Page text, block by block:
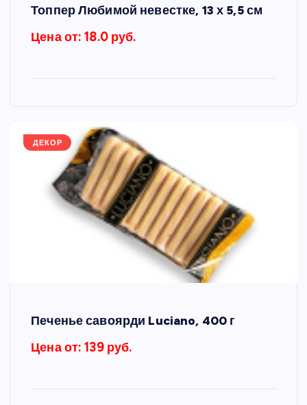
Топпер Любимой невестке, 13 х 5,5 см
Цена от: 18.0 руб.
ДЕКОР
Печенье савоярди Luciano, 400 г
Цена от: 139 руб.